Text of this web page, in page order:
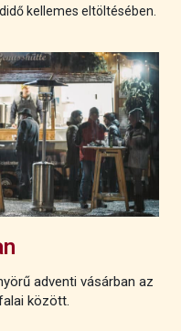
kellemes eltöltésében.
adventi vásárban az
között.